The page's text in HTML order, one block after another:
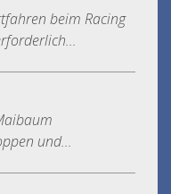
beim Racing
und...